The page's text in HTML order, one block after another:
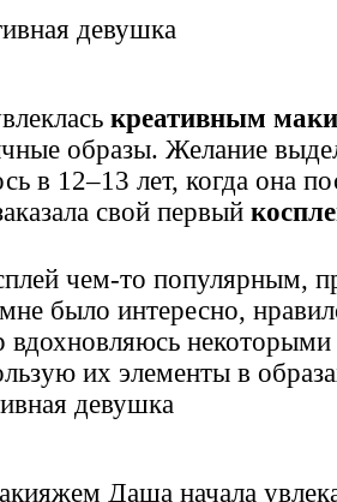
девушка
креативным
образы. Желание
в 12–13 лет, когда она
свой первый
чем-то популярным,
было интересно,
вдохновляюсь
их элементы в
девушка